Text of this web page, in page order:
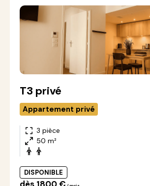
T3 privé
Appartement privé
3 pièce
50 m²
DISPONIBLE